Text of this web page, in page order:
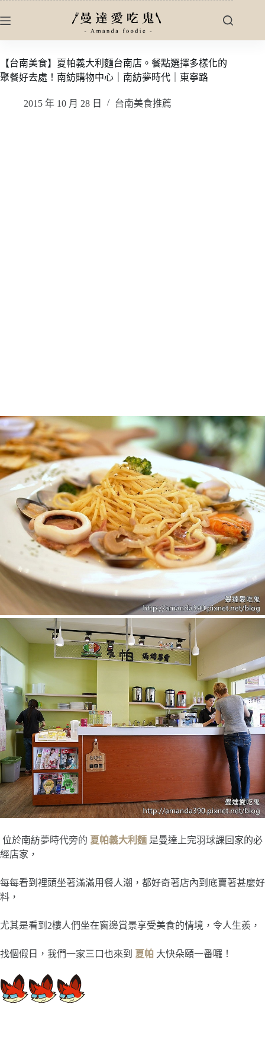
至
內
容
【台南美食】夏帕義大利麵台南店。餐點選擇多樣化的
聚餐好去處！南紡購物中心｜南紡夢時代｜東寧路
2015 年 10 月 28 日 台南美食推薦
位於南紡夢時代旁的 夏帕義大利麵 是曼達上完羽球課回家的必
經店家，
每每看到裡頭坐著滿滿用餐人潮，都好奇著店內到底賣著甚麼好
料，
尤其是看到2樓人們坐在窗邊賞景享受美食的情境，令人生羨，
找個假日，我們一家三口也來到 夏帕 大快朵頤一番囉！